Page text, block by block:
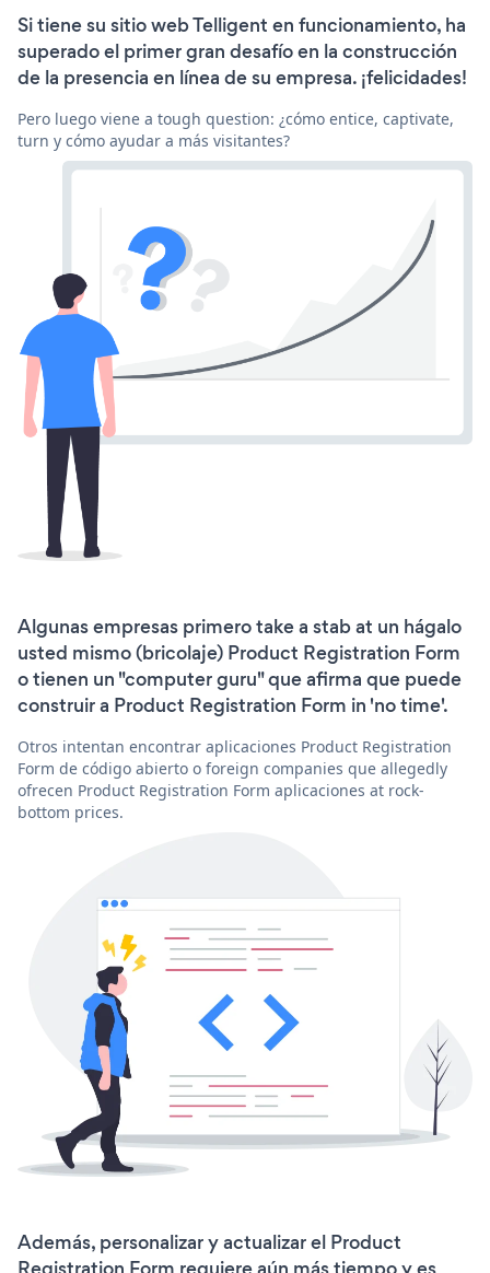
Si tiene su sitio web Telligent en funcionamiento, ha
superado el primer gran desafío en la construcción
de la presencia en línea de su empresa. ¡felicidades!
Pero luego viene a tough question: ¿cómo entice, captivate,
turn y cómo ayudar a más visitantes?
Algunas empresas primero take a stab at un hágalo
usted mismo (bricolaje) Product Registration Form
o tienen un "computer guru" que afirma que puede
construir a Product Registration Form in 'no time'.
Otros intentan encontrar aplicaciones Product Registration
Form de código abierto o foreign companies que allegedly
ofrecen Product Registration Form aplicaciones at rock-
bottom prices.
Además, personalizar y actualizar el Product